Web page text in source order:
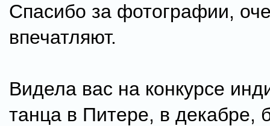
Спасибо за фотографии,
впечатляют.
Видела вас на конкурсе
танца в Питере, в декабре,